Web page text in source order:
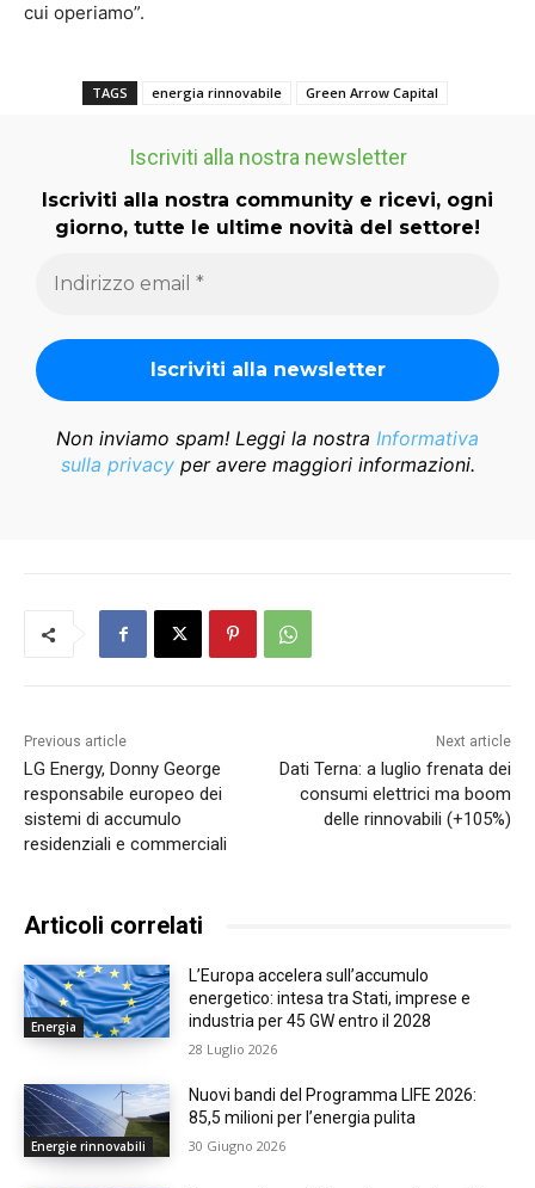
cui operiamo”.
TAGS energia rinnovabile Green Arrow Capital
Iscriviti alla nostra newsletter
Iscriviti alla nostra community e ricevi, ogni
giorno, tutte le ultime novità del settore!
Non inviamo spam! Leggi la nostra Informativa
sulla privacyper avere maggiori informazioni.
Previous article
LG Energy, Donny George
responsabile europeo dei
sistemi di accumulo
residenziali e commerciali
Next article
Dati Terna: a luglio frenata dei
consumi elettrici ma boom
delle rinnovabili (+105%)
Articoli correlati
Energia
L’Europa accelera sull’accumulo
energetico: intesa tra Stati, imprese e
industria per 45 GW entro il 2028
28 Luglio 2026
Energie rinnovabili
Nuovi bandi del Programma LIFE 2026:
85,5 milioni per l’energia pulita
30 Giugno 2026